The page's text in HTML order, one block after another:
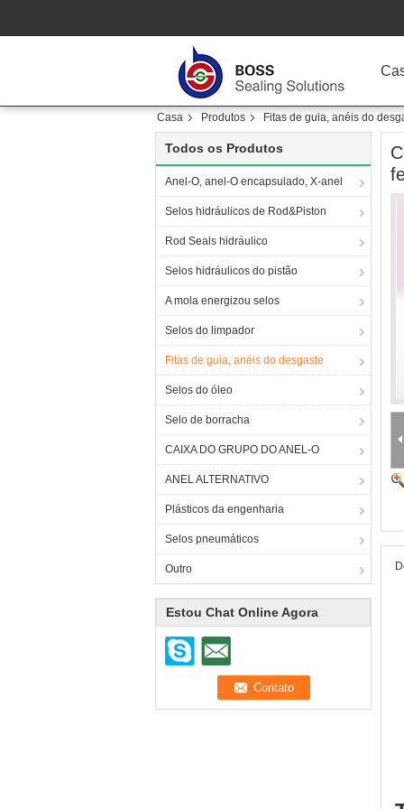
Casa Produtos Fitas de guia, anéis do
Todos os Produtos
Anel-O, anel-O encapsulado, X-anel
Selos hidráulicos de Rod&Piston
Rod Seals hidráulico
Selos hidráulicos do pistão
A mola energizou selos
Selos do limpador
Fitas de guia, anéis do desgaste
Selos do óleo
Selo de borracha
CAIXA DO GRUPO DO ANEL-O
ANEL ALTERNATIVO
Plásticos da engenharia
Selos pneumáticos
Outro
Estou Chat Online Agora